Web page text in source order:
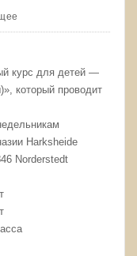
курс для детей —
который проводит
Harksheide
Norderstedt